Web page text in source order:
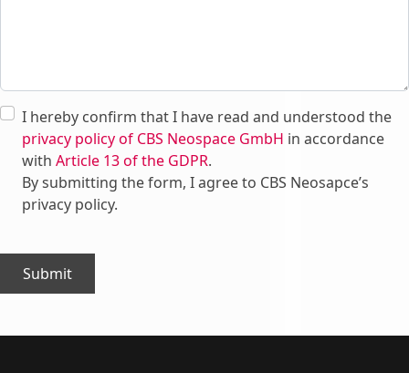
I hereby confirm that I have read and understood the
privacy policy of CBS Neospace GmbH in accordance
with Article 13 of the GDPR.
By submitting the form, I agree to CBS Neosapce’s
privacy policy.
Submit